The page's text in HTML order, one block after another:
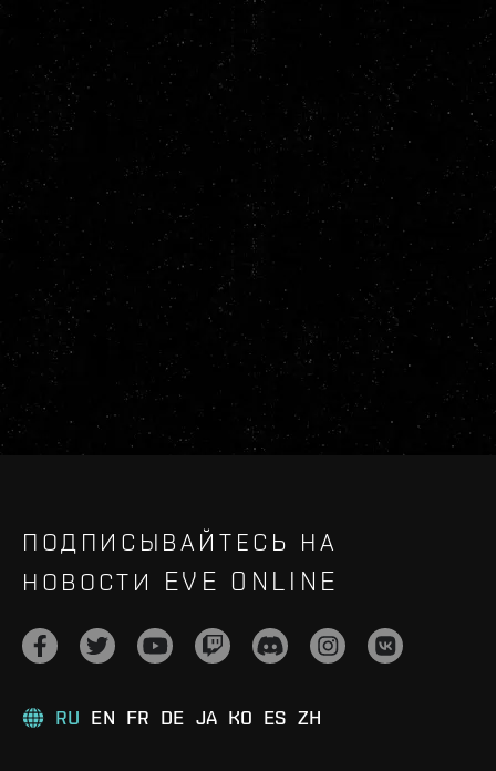
ПОДПИСЫВАЙТЕСЬ НА
НОВОСТИ EVE ONLINE
RU EN FR DE JA KO ES ZH